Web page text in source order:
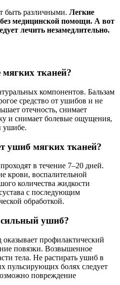
быть различными. Легкие
медицинской помощи. А вот
лечить незамедлительно.
тканей?
компонентов. Бальзам
средство от ушибов и не
отечность, снимает
и снимает болевые ощущения,
ушибе.
ушиб мягких тканей?
в течение 7‒20 дней.
крови, воспалительной
количества жидкости
с последующим
обработкой.
ушиб?
профилактический
повязки. Возвышенное
тела. Не растирать ушиб в
пульсирующих болях следует
повреждение